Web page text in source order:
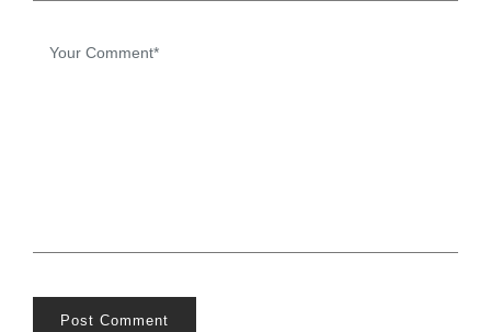
Post Comment